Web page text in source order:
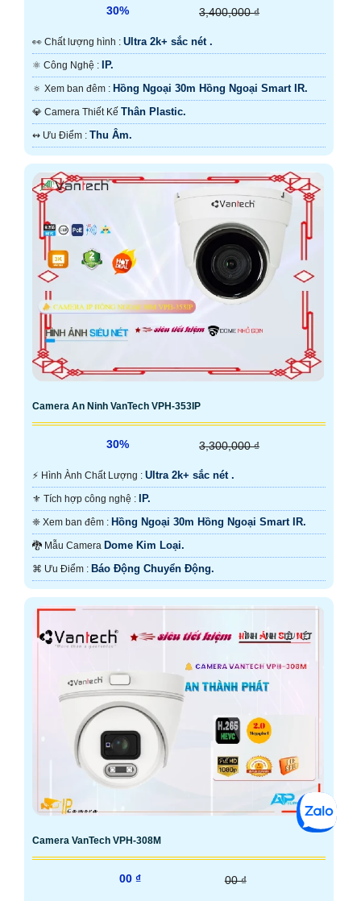
30% 3,400,000 ₫
️👀 Chất lượng hình : Ultra 2k+ sắc nét .
⚛️ Công Nghệ : IP.
🔅 Xem ban đêm : Hồng Ngoại 30m Hồng Ngoại Smart IR.
💎 Camera Thiết Kế Thân Plastic.
️↭ Ưu Điểm : Thu Âm.
Camera An Ninh VanTech VPH-353IP
30% 3,300,000 ₫
️⚡ Hình Ành Chất Lượng : Ultra 2k+ sắc nét .
⚜️ Tích hợp công nghệ : IP.
❈ Xem ban đêm : Hồng Ngoại 30m Hồng Ngoại Smart IR.
🐉️ Mẫu Camera Dome Kim Loại.
️⌘ Ưu Điểm : Báo Động Chuyển Động.
Camera VanTech VPH-308M
00 ₫ 00 ₫